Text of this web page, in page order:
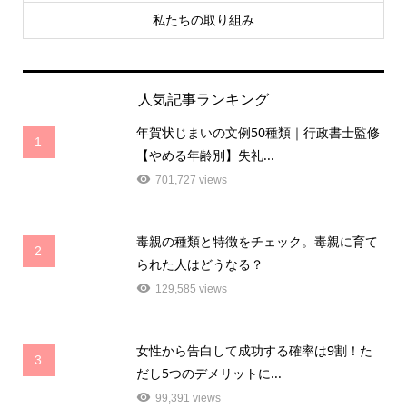
私たちの取り組み
人気記事ランキング
1
年賀状じまいの文例50種類｜行政書士監修
【やめる年齢別】失礼...
701,727 views
2
毒親の種類と特徴をチェック。毒親に育て
られた人はどうなる？
129,585 views
3
女性から告白して成功する確率は9割！た
だし5つのデメリットに...
99,391 views